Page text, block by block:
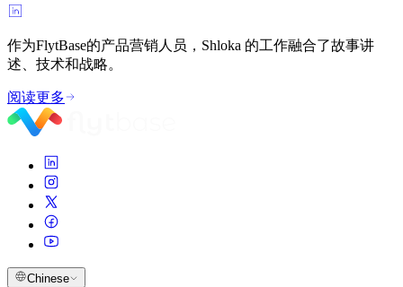
作为FlytBase的产品营销人员，Shloka 的工作融合了故事讲
述、技术和战略。
阅读更多
Chinese